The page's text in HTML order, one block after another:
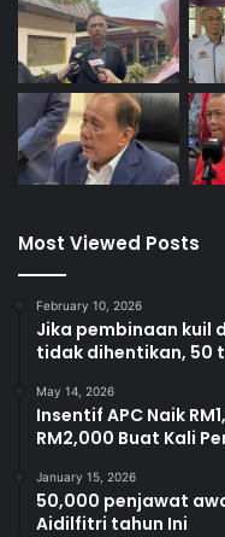
Most Viewed Posts
February 10, 2026
Jika pembinaan kuil
tidak dihentikan, 50
May 14, 2026
Insentif APC Naik
RM2,000 Buat Kali
January 15, 2026
50,000 penjawat
Aidilfitri tahun Ini